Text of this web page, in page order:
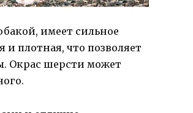
имеет сильное
и плотная, что позволяет
Окрас шерсти может